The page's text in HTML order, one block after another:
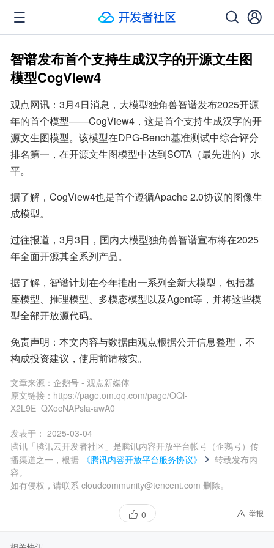
智谱发布首个支持生成汉字的开源文生图
模型CogView4
观点网讯：3月4日消息，大模型独角兽智谱发布2025开源
年的首个模型——CogView4，这是首个支持生成汉字的开
源文生图模型。该模型在DPG-Bench基准测试中综合评分
排名第一，在开源文生图模型中达到SOTA（最先进的）水
平。
据了解，CogView4也是首个遵循Apache 2.0协议的图像生
成模型。
过往报道，3月3日，国内大模型独角兽智谱宣布将在2025
年全面开源其全系列产品。
据了解，智谱计划在今年推出一系列全新大模型，包括基
座模型、推理模型、多模态模型以及Agent等，并将这些模
型全部开放源代码。
免责声明：本文内容与数据由观点根据公开信息整理，不
构成投资建议，使用前请核实。
文章来源： 企鹅号 - 观点新媒体
原文链接： https://page.om.qq.com/page/OQl-
X2L9E_QXocNAPsla-awA0
发表于： 2025-03-04
腾讯「腾讯云开发者社区」是腾讯内容开放平台帐号（企鹅号）传
播渠道之一，根据
《腾讯内容开放平台服务协议》
转载发布内
容。
如有侵权，请联系 cloudcommunity@tencent.com 删除。
0 举报